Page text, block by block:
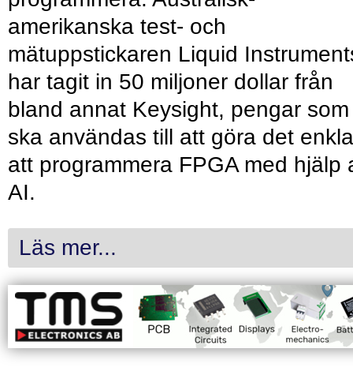
amerikanska test- och
mätuppstickaren Liquid
har tagit in 50 miljoner dollar från
bland annat Keysight, pengar som
ska användas till att göra det
att programmera FPGA med hjälp
AI.
Läs mer...